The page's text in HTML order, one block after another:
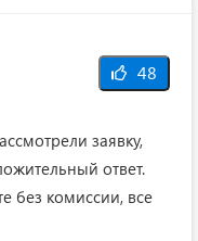
48
заявку,
ответ.
без комиссии, все